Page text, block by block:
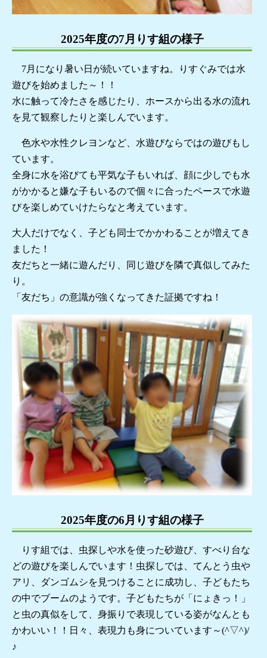
2025年度の7月りす組の様子
7月になり暑い日が続いていますね。りすぐみでは水
遊びを始めました～！！
水に触って冷たさを感じたり、ホースから出る水の流れ
を見て観察したりと楽しんでいます。
色水や水性クレヨンなど、水遊びならではの遊びもし
ています。
全身に水を浴びても平気な子もいれば、顔に少しでも水
がかかると嫌な子もいるので個々に合ったペースで水遊
びを楽しめていけたらなと考えています。
大人だけでなく、子ども同士でかかわることが増えてき
ました！
友だちと一緒に遊んだり、同じ遊びを隣で真似してみた
り。
「友だち」の意識が強くなってきた証拠ですね！
2025年度の6月りす組の様子
りす組では、虫探しや水を使った砂遊び、すべり台な
どの遊びを楽しんでいます！虫探しでは、てんとう虫や
アリ、ダンゴムシを見つけることに成功し、子どもたち
の中でブームのようです。子どもたちが「にょきっ！」
と虫の真似をして、身振りで表現している姿がなんとも
かわいい！！日々、表現力も身についています～(^▽^)/
♪